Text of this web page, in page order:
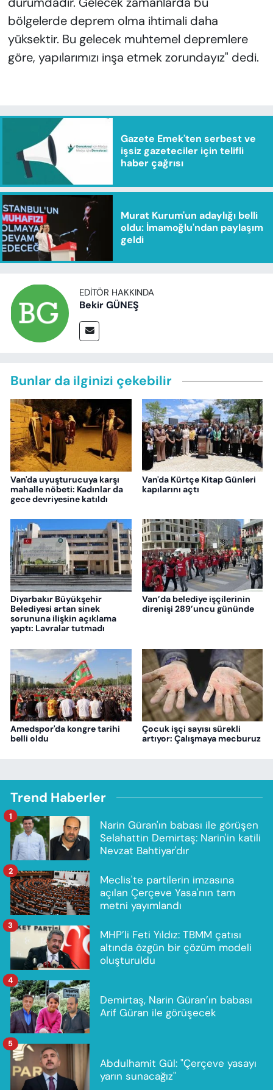
bölgelerde deprem olma ihtimali daha
yüksektir. Bu gelecek muhtemel depremlere
göre, yapılarımızı inşa etmek zorundayız" dedi.
Gazete Emek'ten serbest ve
işsiz gazeteciler için telifli
haber çağrısı
Murat Kurum'un adaylığı belli
oldu: İmamoğlu'ndan paylaşım
geldi
EDITÖR HAKKINDA
Bekir GÜNEŞ
Bunlar da ilginizi çekebilir
Van'da uyuşturucuya karşı
mahalle nöbeti: Kadınlar da
gece devriyesine katıldı
Van'da Kürtçe Kitap Günleri
kapılarını açtı
Diyarbakır Büyükşehir
Belediyesi artan sinek
sorununa ilişkin açıklama
yaptı: Lavralar tutmadı
Van’da belediye işçilerinin
direnişi 289’uncu gününde
Amedspor'da kongre tarihi
belli oldu
Çocuk işçi sayısı sürekli
artıyor: Çalışmaya mecburuz
Trend Haberler
Narin Güran'ın babası ile görüşen
Selahattin Demirtaş: Narin'in katili
Nevzat Bahtiyar'dır
1
Meclis'te partilerin imzasına
açılan Çerçeve Yasa'nın tam
metni yayımlandı
2
MHP’li Feti Yıldız: TBMM çatısı
altında özgün bir çözüm modeli
oluşturuldu
3
Demirtaş, Narin Güran’ın babası
Arif Güran ile görüşecek
4
Abdulhamit Gül: "Çerçeve yasayı
yarın sunacağız"
5